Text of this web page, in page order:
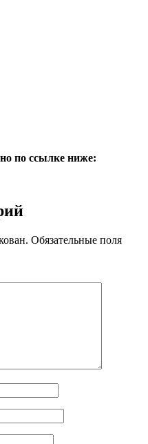
по ссылке ниже:
Обязательные поля